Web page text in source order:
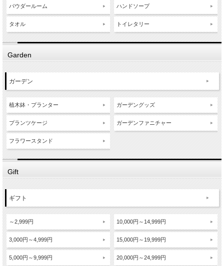
パウダールーム
タオル
ハンドソープ
トイレタリー
Garden
ガーデン
植木鉢・プランター
プランツケージ
フラワースタンド
ガーデングッズ
ガーデンファニチャー
Gift
ギフト
～2,999円
3,000円～4,999円
5,000円～9,999円
10,000円～14,999円
15,000円～19,999円
20,000円～24,999円